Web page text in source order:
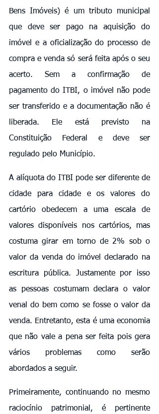
Bens Imóveis) é um tributo municipal
que deve ser pago na aquisição do
imóvel e a oficialização do processo de
compra e venda só será feita após o seu
acerto. Sem a confirmação de
pagamento do ITBI, o imóvel não pode
ser transferido e a documentação não é
liberada. Ele está previsto na
Constituição Federal e deve ser
regulado pelo Município.
A alíquota do ITBI pode ser diferente de
cidade para cidade e os valores do
cartório obedecem a uma escala de
valores disponíveis nos cartórios, mas
costuma girar em torno de 2% sob o
valor da venda do imóvel declarado na
escritura pública. Justamente por isso
as pessoas costumam declara o valor
venal do bem como se fosse o valor da
venda. Entretanto, esta é uma economia
que não vale a pena ser feita pois gera
vários problemas como serão
abordados a seguir.
Primeiramente, continuando no mesmo
raciocínio patrimonial, é pertinente